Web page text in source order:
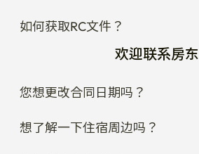
如何获取RC文件？
欢迎联系房东
您想更改合同日期吗？
想了解一下住宿周边吗？